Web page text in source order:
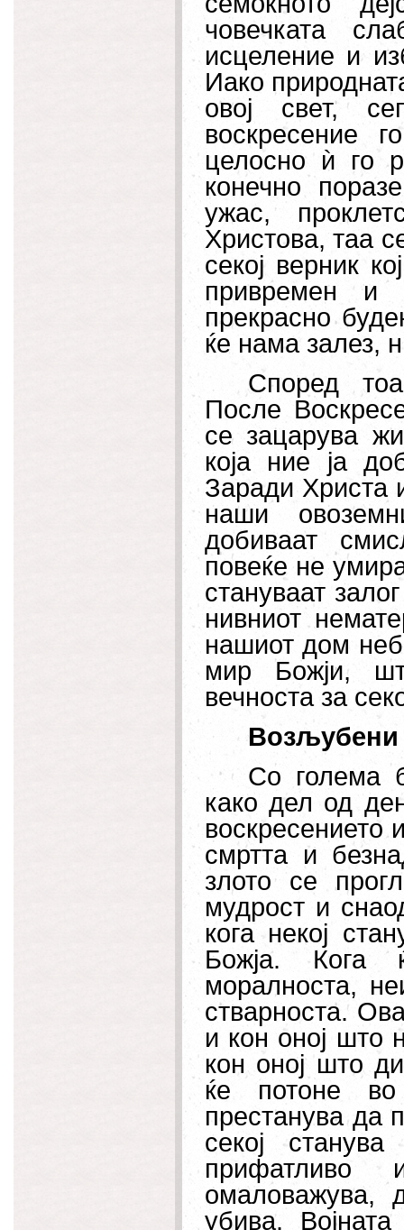
човечката
исцеление и
Иако
овој свет,
воскресение
целосно ѝ го
конечно
ужас,
Христова, таа
секој верник
привремен и
прекрасно
ќе нама залез,
Според
После
се зацарува
која ние ја
Заради Христа
наши
добиваат
повеќе не
стануваат
нивниот
нашиот дом
мир Божји,
вечноста за
Возљубени
Со голема
како дел од
воскресението
смртта и
злото се
мудрост и
кога некој
Божја. Кога
моралноста,
стварноста.
и кон оној што
кон оној што
ќе потоне
престанува да
секој
убива.